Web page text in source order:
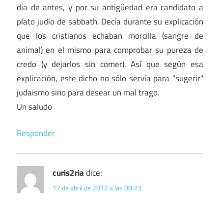
dia de antes, y por su antigüedad era candidato a
plato judío de sabbath. Decía durante su explicación
que los cristianos echaban morcilla (sangre de
animal) en el mismo para comprobar su pureza de
credo (y dejarlos sin comer). Así que según esa
explicación, este dicho no sólo servía para "sugerir"
judaismo sino para desear un mal trago.
Un saludo
Responder
curis2riadice:
12 de abril de 2012 a las 08:23